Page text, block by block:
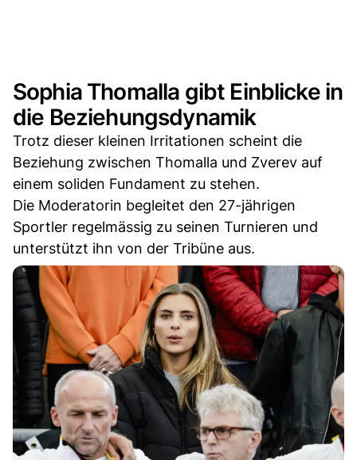
Sophia Thomalla gibt Einblicke in
die Beziehungsdynamik
Trotz dieser kleinen Irritationen scheint die
Beziehung zwischen Thomalla und Zverev auf
einem soliden Fundament zu stehen.
Die Moderatorin begleitet den 27-jährigen
Sportler regelmässig zu seinen Turnieren und
unterstützt ihn von der Tribüne aus.